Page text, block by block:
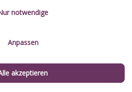
by-the-Sea
das Silicon Valley zu fahren
META und Co
notwendige
Anpassen
akzeptieren